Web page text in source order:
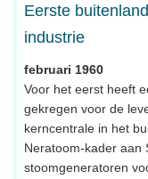
Eerste
industrie
februari 1960
Voor het eerst heeft
gekregen voor de
kerncentrale in het
Neratoom-kader aan
stoomgeneratoren